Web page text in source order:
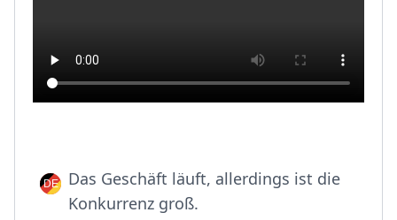
Das Geschäft läuft, allerdings ist die
Konkurrenz groß.